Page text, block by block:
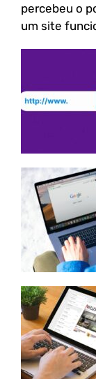
percebeu o
um site